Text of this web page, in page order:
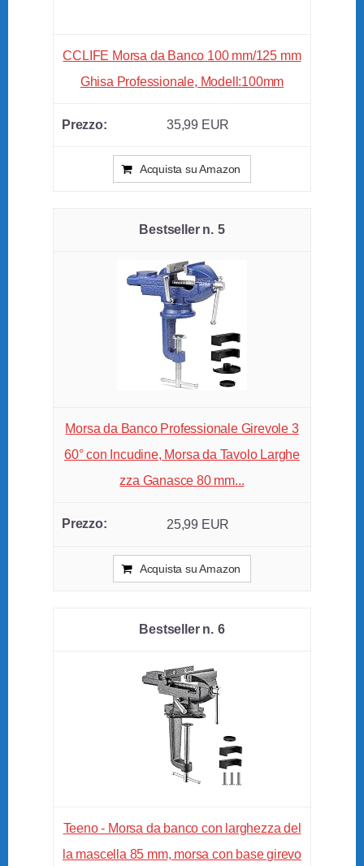
CCLIFE Morsa da Banco 100 mm/125 mm
Ghisa Professionale, Modell:100mm
35,99 EUR
Acquista su Amazon
5
Morsa da Banco Professionale Girevole 3
60° con Incudine, Morsa da Tavolo Larghe
zza Ganasce 80 mm...
25,99 EUR
Acquista su Amazon
6
Teeno - Morsa da banco con larghezza del
la mascella 85 mm, morsa con base girevo